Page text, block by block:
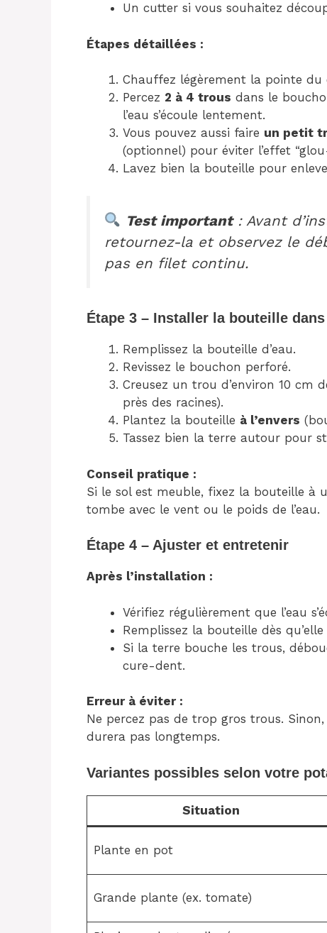
Un cutter si vous souhaitez
Étapes détaillées :
Chauffez légèrement la pointe
Percez 2 à 4 trous dans le
l’eau s’écoule lentement.
Vous pouvez aussi faire un petit
(optionnel) pour éviter l’effet
Lavez bien la bouteille pour
Test important: Avant
retournez-la et observez le
pas en filet continu.
Étape 3 – Installer la bouteille dans
Remplissez la bouteille d’eau.
Revissez le bouchon perforé.
Creusez un trou d’environ 10 cm
près des racines).
Plantez la bouteille à l’envers
Tassez bien la terre autour pour
Conseil pratique :
Si le sol est meuble, fixez la bouteille à
tombe avec le vent ou le poids de l’eau.
Étape 4 – Ajuster et entretenir
Après l’installation :
Vérifiez régulièrement que l’eau
Remplissez la bouteille dès qu’elle
Si la terre bouche les trous,
cure-dent.
Erreur à éviter :
Ne percez pas de trop gros trous.
durera pas longtemps.
Variantes possibles selon votre
Situation
Plante en pot
Grande plante (ex. tomate)